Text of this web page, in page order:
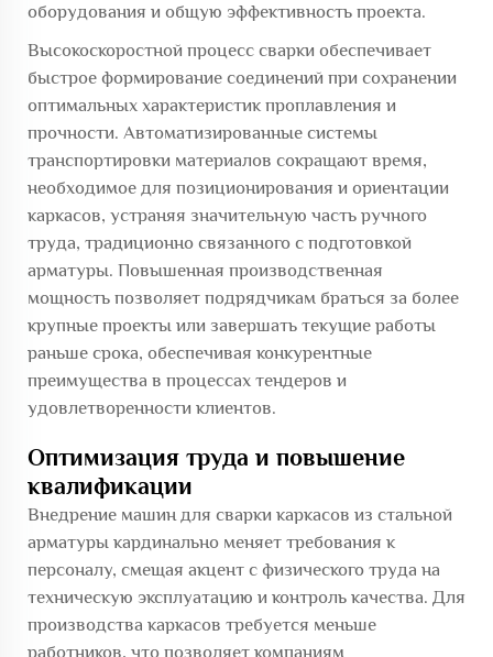
оборудования и общую эффективность проекта.
Высокоскоростной процесс сварки обеспечивает
быстрое формирование соединений при сохранении
оптимальных характеристик проплавления и
прочности. Автоматизированные системы
транспортировки материалов сокращают время,
необходимое для позиционирования и ориентации
каркасов, устраняя значительную часть ручного
труда, традиционно связанного с подготовкой
арматуры. Повышенная производственная
мощность позволяет подрядчикам браться за более
крупные проекты или завершать текущие работы
раньше срока, обеспечивая конкурентные
преимущества в процессах тендеров и
удовлетворенности клиентов.
Оптимизация труда и повышение
квалификации
Внедрение машин для сварки каркасов из стальной
арматуры кардинально меняет требования к
персоналу, смещая акцент с физического труда на
техническую эксплуатацию и контроль качества. Для
производства каркасов требуется меньше
работников, что позволяет компаниям